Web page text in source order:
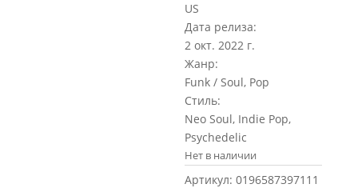
US
Дата релиза:
2 окт. 2022 г.
Жанр:
Funk / Soul, Pop
Стиль:
Neo Soul, Indie Pop,
Psychedelic
Нет в наличии
Артикул:0196587397111